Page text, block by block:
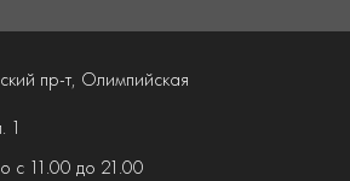
пр-т, Олимпийская
1
с 11.00 до 21.00